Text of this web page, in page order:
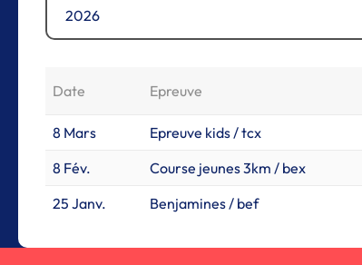
2026
Date Epreuve
8 Mars Epreuve kids / tcx
8 Fév.
Course jeunes 3km / bex
25 Janv.
Benjamines / bef